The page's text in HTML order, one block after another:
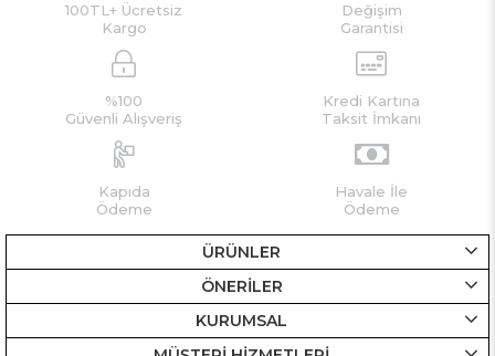
100TL+ Ücretsiz
Kargo
Değişim
Garantisi
%100
Güvenli Alışveriş
Kredi Kartına
Taksit İmkanı
Kapıda
Ödeme
Havale İle
Ödeme
ÜRÜNLER
ÖNERİLER
KURUMSAL